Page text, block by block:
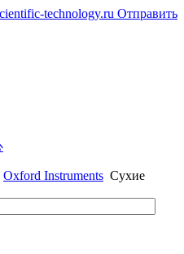
technology.ru Отправить
Oxford Instruments Сухие